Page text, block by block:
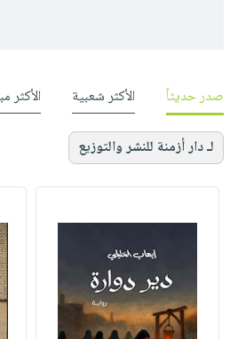
صدر حديثاً الأكثر شعبية الأكثر
لـ دار أزمنة للنشر والتوزيع